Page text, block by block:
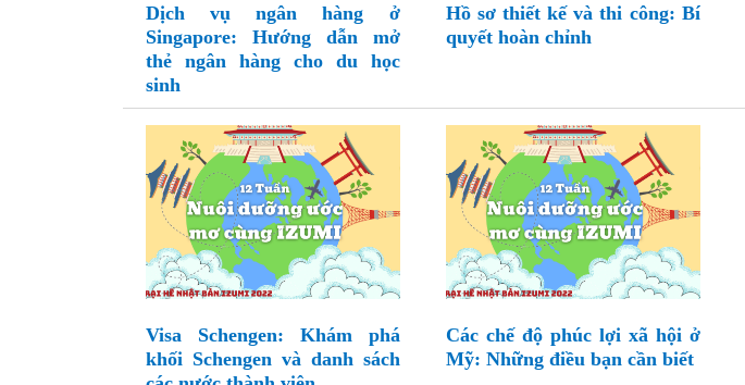
Dịch vụ ngân hàng ở
Singapore: Hướng dẫn mở
thẻ ngân hàng cho du học
sinh
Hồ sơ thiết kế và thi công: Bí
quyết hoàn chỉnh
Visa Schengen: Khám phá
khối Schengen và danh sách
Các chế độ phúc lợi xã hội ở
Mỹ: Những điều bạn cần biết